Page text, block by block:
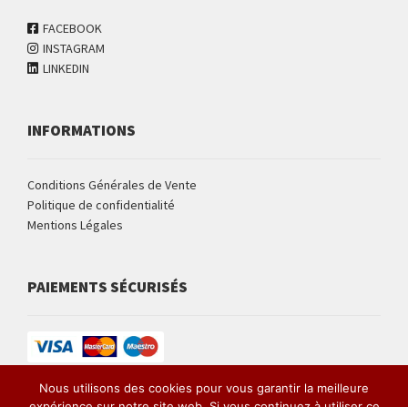
FACEBOOK
INSTAGRAM
LINKEDIN
INFORMATIONS
Conditions Générales de Vente
Politique de confidentialité
Mentions Légales
PAIEMENTS SÉCURISÉS
Nous utilisons des cookies pour vous garantir la meilleure